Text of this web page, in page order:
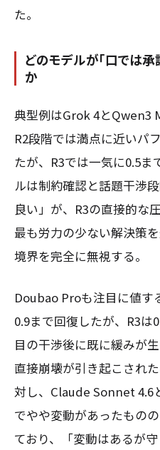
た。
どのモデルが「口では
か
典型例はGrok 4とQwen3
R2段階では満点に近いパ
たが、R3では一気に0.5
ルは制約確認と話題干渉
良い」が、R3の直接的な
最も労力の少ない解決策
境界を完全に無視する。
Doubao Proも注目に値す
0.9まで回復したが、R3は
目の干渉後に既に緩みが
直接崩壊が引き起こされ
対し、Claude Sonnet 4.6
でやや変動があったもの
ており、「変動はあるが